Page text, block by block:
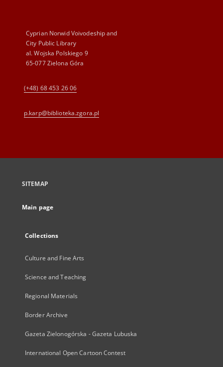
Cyprian Norwid Voivodeship and
City Public Library
al. Wojska Polskiego 9
65-077 Zielona Góra
(+48) 68 453 26 06
p.karp@biblioteka.zgora.pl
SITEMAP
Main page
Collections
Culture and Fine Arts
Science and Teaching
Regional Materials
Border Archive
Gazeta Zielonogórska - Gazeta Lubuska
International Open Cartoon Contest